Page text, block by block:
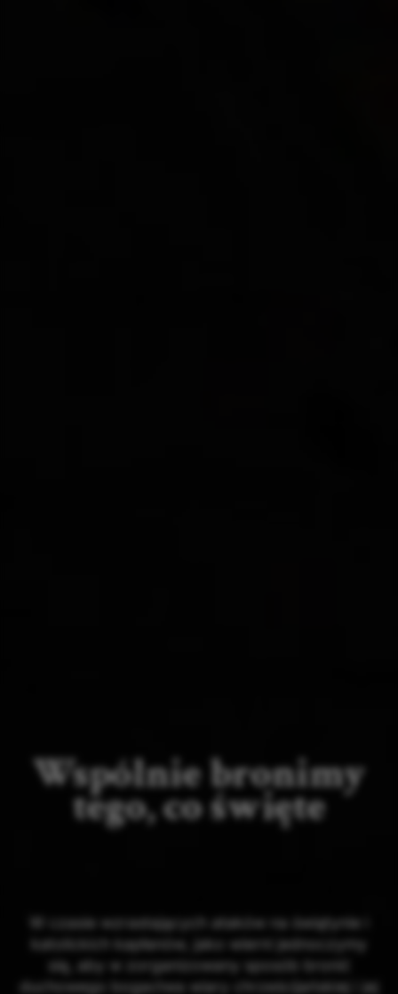
Wspólnie bronimy
tego, co święte
W czasie wzrastających ataków na świątynie i
katolickich kapłanów, jako wierni jednoczymy
się, aby w zorganizowany sposób bronić
duchowego bogactwa wiary chrześcijańskiej i jej